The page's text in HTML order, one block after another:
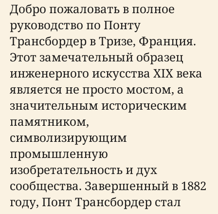
Добро пожаловать в полное
руководство по Понту
Трансбордер в Тризе, Франция.
Этот замечательный образец
инженерного искусства XIX века
является не просто мостом, а
значительным историческим
памятником,
символизирующим
промышленную
изобретательность и дух
сообщества. Завершенный в 1882
году, Понт Трансбордер стал